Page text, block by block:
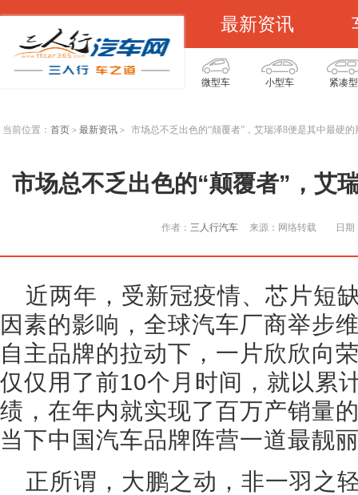
最新资讯
微型车 小型车 紧凑型
当前位置： 首页 > 最新资讯 > 市场总不乏出色的“颠覆者”，艾瑞泽8便是其中最硬的
市场总不乏出色的“颠覆者”，艾
作者： 三人行汽车 来源：网络转载 日
近两年，受新冠疫情、芯片短
因素的影响，全球汽车厂商举步
自主品牌的拉动下，一片欣欣向
仅仅用了前10个月时间，就以累
绩，在年内就实现了百万产销量
当下中国汽车品牌阵营一道最靓
正所谓，大鹏之动，非一羽之